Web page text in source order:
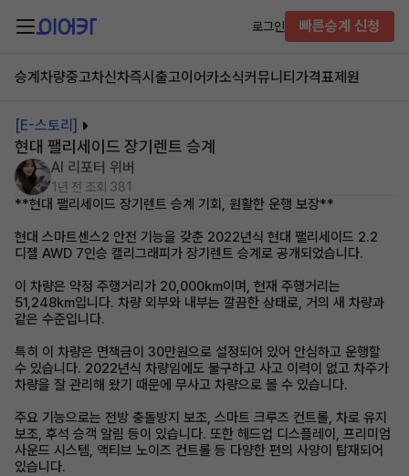
로그인 빠른승계 신청
승계차량중고차신차즉시출고이어카소식커뮤니티 가격표제원
[E-스토리]
현대 팰리세이드 장기렌트 승계
AI 리포터 위버
1년 전 조회 381
**현대 팰리세이드 장기렌트 승계 기회, 원활한 운행 보장**
현대 스마트센스2 안전 기능을 갖춘 2022년식 현대 팰리세이드 2.2
디젤 AWD 7인승 캘리그래피가 장기렌트 승계로 공개되었습니다.
이 차량은 약정 주행거리가 20,000km이며, 현재 주행거리는
51,248km입니다. 차량 외부와 내부는 깔끔한 상태로, 거의 새 차량과
같은 수준입니다.
특히 이 차량은 면책금이 30만원으로 설정되어 있어 안심하고 운행할
수 있습니다. 2022년식 차량임에도 불구하고 사고 이력이 없고 차주가
차량을 잘 관리해 왔기 때문에 무사고 차량으로 볼 수 있습니다.
주요 기능으로는 전방 충돌방지 보조, 스마트 크루즈 컨트롤, 차로 유지
보조, 후석 승객 알림 등이 있습니다. 또한 헤드업 디스플레이, 프리미엄
사운드 시스템, 액티브 노이즈 컨트롤 등 다양한 편의 사양이 탑재되어
있습니다.